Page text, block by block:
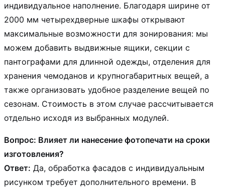
индивидуальное наполнение. Благодаря ширине от
2000 мм четырехдверные шкафы открывают
максимальные возможности для зонирования: мы
можем добавить выдвижные ящики, секции с
пантографами для длинной одежды, отделения для
хранения чемоданов и крупногабаритных вещей, а
также организовать удобное разделение вещей по
сезонам. Стоимость в этом случае рассчитывается
отдельно исходя из выбранных модулей.
Вопрос: Влияет ли нанесение фотопечати на сроки
изготовления?
Ответ: Да, обработка фасадов с индивидуальным
рисунком требует дополнительного времени. В